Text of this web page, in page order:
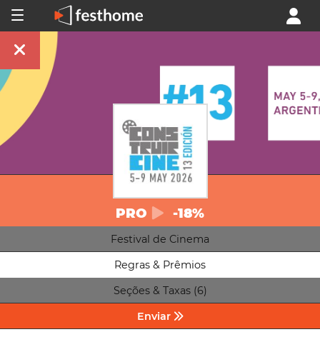
PRO -18%
Festival de Cinema
Regras & Prêmios
Seções & Taxas (6)
Enviar